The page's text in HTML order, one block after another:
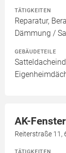
TÄTIGKEITEN
Reparatur,
Dämmung /
GEBÄUDETEILE
AK-
Reiterstraße 11,
TÄTIGKEITEN